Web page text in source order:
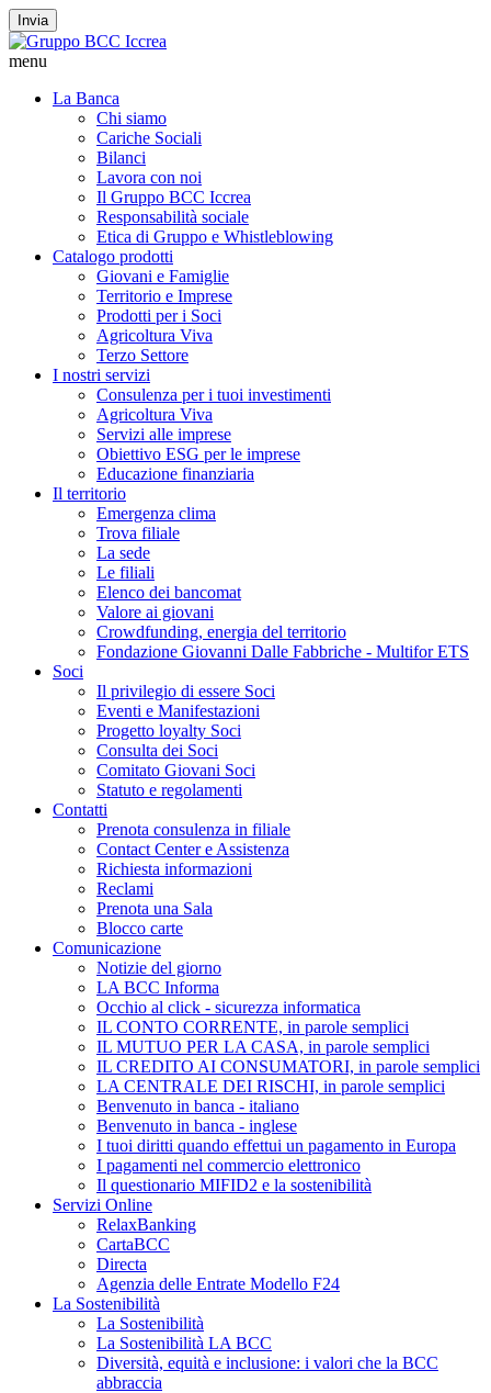
Invia
menu
La Banca
Chi siamo
Cariche Sociali
Bilanci
Lavora con noi
Il Gruppo BCC Iccrea
Responsabilità sociale
Etica di Gruppo e Whistleblowing
Catalogo prodotti
Giovani e Famiglie
Territorio e Imprese
Prodotti per i Soci
Agricoltura Viva
Terzo Settore
I nostri servizi
Consulenza per i tuoi investimenti
Agricoltura Viva
Servizi alle imprese
Obiettivo ESG per le imprese
Educazione finanziaria
Il territorio
Emergenza clima
Trova filiale
La sede
Le filiali
Elenco dei bancomat
Valore ai giovani
Crowdfunding, energia del territorio
Fondazione Giovanni Dalle Fabbriche - Multifor ETS
Soci
Il privilegio di essere Soci
Eventi e Manifestazioni
Progetto loyalty Soci
Consulta dei Soci
Comitato Giovani Soci
Statuto e regolamenti
Contatti
Prenota consulenza in filiale
Contact Center e Assistenza
Richiesta informazioni
Reclami
Prenota una Sala
Blocco carte
Comunicazione
Notizie del giorno
LA BCC Informa
Occhio al click - sicurezza informatica
IL CONTO CORRENTE, in parole semplici
IL MUTUO PER LA CASA, in parole semplici
IL CREDITO AI CONSUMATORI, in parole semplici
LA CENTRALE DEI RISCHI, in parole semplici
Benvenuto in banca - italiano
Benvenuto in banca - inglese
I tuoi diritti quando effettui un pagamento in Europa
I pagamenti nel commercio elettronico
Il questionario MIFID2 e la sostenibilità
Servizi Online
RelaxBanking
CartaBCC
Directa
Agenzia delle Entrate Modello F24
La Sostenibilità
La Sostenibilità
La Sostenibilità LA BCC
Diversità, equità e inclusione: i valori che la BCC
abbraccia